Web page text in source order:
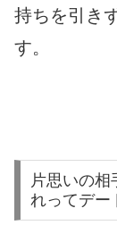
持ちを引き
す。
片思いの相
れってデー